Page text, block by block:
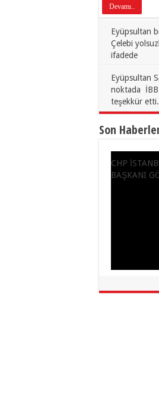
Devamı..
Eyüpsultan
Çelebi
ifadede
Eyüpsultan
noktada İBB
teşekkür etti.
Son
CHP
BAŞKANI